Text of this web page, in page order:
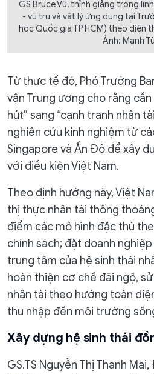
GS Bruce Vũ, thỉnh giảng trong
- vũ trụ và vật lý ứng dụng tại
học Quốc gia TP HCM) theo diện
Ảnh: Mạnh
Từ thực tế đó, Phó Trưởng
vận Trung ương cho rằng
hút” sang “cạnh tranh nhân
nghiên cứu kinh nghiệm từ
Singapore và Ấn Độ để xây
với điều kiện Việt Nam.
Theo định hướng này, Việt
thị thực nhân tài thông
điểm các mô hình đặc thù
chính sách; đặt doanh
trung tâm của hệ sinh thái
hoàn thiện cơ chế đãi ngộ,
nhân tài theo hướng toàn
thu nhập đến môi trường
Xây dựng hệ sinh thái
GS.TS Nguyễn Thị Thanh